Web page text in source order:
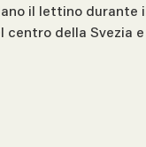
il lettino durante
della Svezia